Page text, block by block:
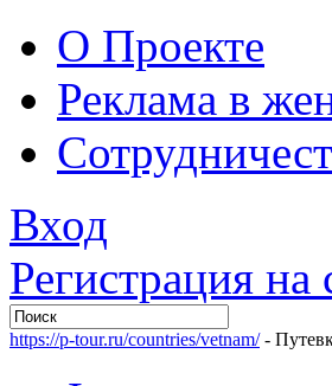
О Проекте
Реклама в
Вход
Регистрация на
https://p-tour.ru/countries/vetnam/-